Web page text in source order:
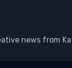
news from